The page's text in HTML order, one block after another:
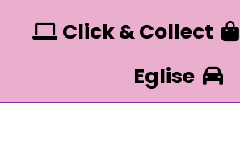
 Click & Collect 
Eglise 